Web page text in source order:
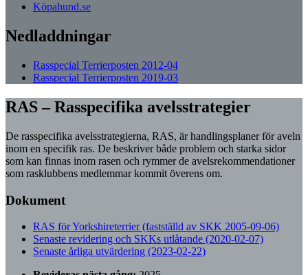
Köpahund.se
Nedladdningar
Rasspecial Terrierposten 2012-04
Rasspecial Terrierposten 2019-03
RAS – Rasspecifika avelsstrategier
De rasspecifika avelsstrategierna, RAS, är handlingsplaner för aveln
inom en specifik ras. De beskriver både problem och starka sidor
som kan finnas inom rasen och rymmer de avelsrekommendationer
som rasklubbens medlemmar kommit överens om.
Dokument
RAS för Yorkshireterrier (fastställd av SKK 2005-09-06)
Senaste revidering och SKKs utlåtande (2020-02-07)
Senaste årliga utvärdering (2023-02-22)